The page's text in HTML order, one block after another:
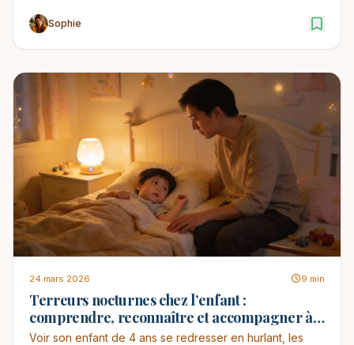
Sophie
24 mars 2026 9 min
Terreurs nocturnes chez l’enfant :
comprendre, reconnaître et accompagner à 4
ans
Voir son enfant de 4 ans se redresser en hurlant, les